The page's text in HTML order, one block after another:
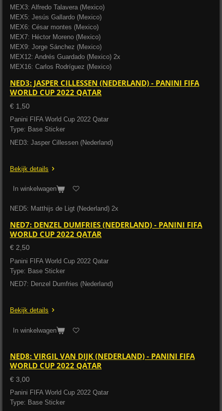
MEX3: Alfredo Talavera (Mexico)
MEX5: Jesús Gallardo (Mexico)
MEX6: César montes (Mexico)
MEX7: Héctor Moreno (Mexico)
MEX9: Jorge Sánchez (Mexico)
MEX12: Andrés Guardado (Mexico) 2x
MEX16: Carlos Rodríguez (Mexico)
NED3: JASPER CILLESSEN (NEDERLAND) - PANINI FIFA
WORLD CUP 2022 QATAR
€ 1,50
Panini FIFA World Cup 2022 Qatar
Type: Base Sticker
NED3: Jasper Cillessen (Nederland)
Bekijk details
In winkelwagen
NED5: Matthijs de Ligt (Nederland) 2x
NED7: DENZEL DUMFRIES (NEDERLAND) - PANINI FIFA
WORLD CUP 2022 QATAR
€ 2,50
Panini FIFA World Cup 2022 Qatar
Type: Base Sticker
NED7: Denzel Dumfries (Nederland)
Bekijk details
In winkelwagen
NED8: VIRGIL VAN DIJK (NEDERLAND) - PANINI FIFA
WORLD CUP 2022 QATAR
€ 3,00
Panini FIFA World Cup 2022 Qatar
Type: Base Sticker